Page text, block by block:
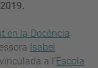
en la Docència
Isabel
vinculada a l'Escola